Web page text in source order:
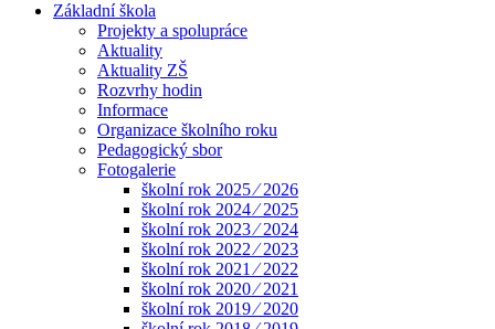
Základní škola
Projekty a spolupráce
Aktuality
Aktuality ZŠ
Rozvrhy hodin
Informace
Organizace školního roku
Pedagogický sbor
Fotogalerie
školní rok 2025 ⁄ 2026
školní rok 2024 ⁄ 2025
školní rok 2023 ⁄ 2024
školní rok 2022 ⁄ 2023
školní rok 2021 ⁄ 2022
školní rok 2020 ⁄ 2021
školní rok 2019 ⁄ 2020